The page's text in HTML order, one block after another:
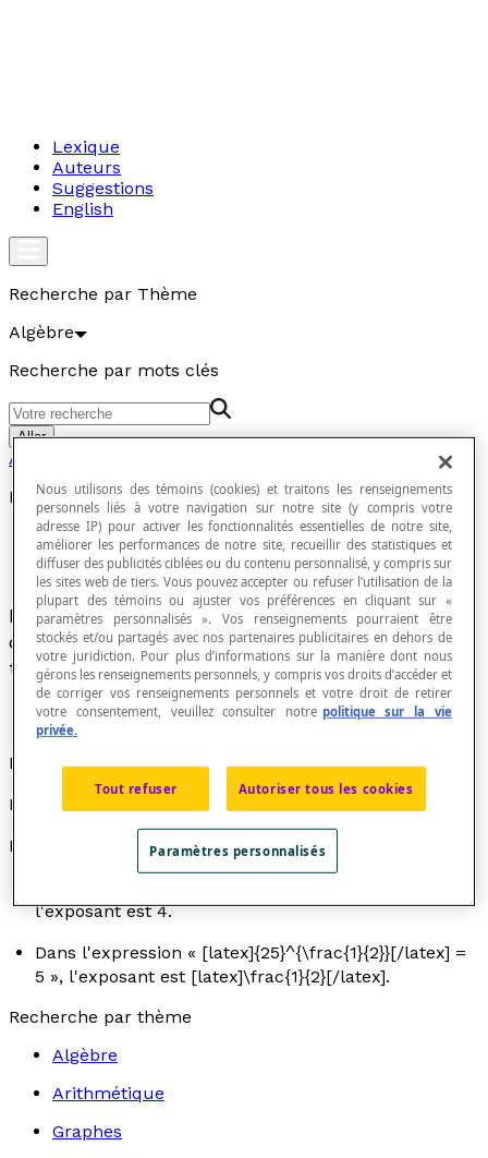
Lexique
Auteurs
Suggestions
English
Recherche par Thème
Algèbre
Recherche par mots clés
Aller
Algèbre
Exposant
Expression numérique ou algébrique formant le
deuxième terme d'une exponentiation, le premier
terme étant labase.
Notation
L'expression [latex]{a}^{n}[/latex] se lit «
exposant
Exemples
l'exposant est 4.
Dans l'expression « [latex]{25}^{\frac{1}{2}}[/latex] =
5 », l'exposant est [latex]\frac{1}{2}[/latex].
Recherche par thème
Algèbre
Arithmétique
Graphes
Nous utilisons des témoins (cookies) et traitons les renseignements
personnels liés à votre navigation sur notre site (y compris votre
adresse IP) pour activer les fonctionnalités essentielles de notre site,
améliorer les performances de notre site, recueillir des statistiques et
diffuser des publicités ciblées ou du contenu personnalisé, y compris sur
les sites web de tiers. Vous pouvez accepter ou refuser l’utilisation de la
plupart des témoins ou ajuster vos préférences en cliquant sur «
paramètres personnalisés ». Vos renseignements pourraient être
stockés et/ou partagés avec nos partenaires publicitaires en dehors de
votre juridiction. Pour plus d’informations sur la manière dont nous
gérons les renseignements personnels, y compris vos droits d’accéder et
de corriger vos renseignements personnels et votre droit de retirer
votre consentement, veuillez consulter notre politique sur la vie
privée.
Tout refuser Autoriser tous les cookies
Paramètres personnalisés